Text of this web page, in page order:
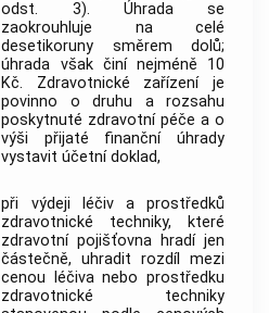
odst. 3). Úhrada se
zaokrouhluje na celé
desetikoruny směrem dolů;
úhrada však činí nejméně 10
Kč. Zdravotnické zařízení je
povinno o druhu a rozsahu
poskytnuté zdravotní péče a o
výši přijaté finanční úhrady
vystavit účetní doklad,
při výdeji léčiv a prostředků
zdravotnické techniky, které
zdravotní pojišťovna hradí jen
částečně, uhradit rozdíl mezi
cenou léčiva nebo prostředku
zdravotnické techniky